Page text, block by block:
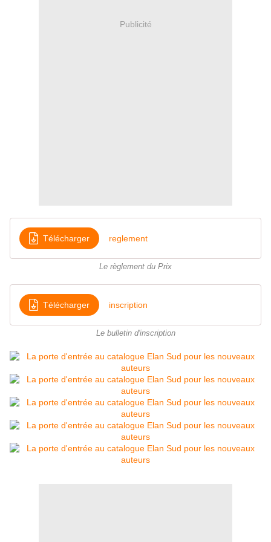
Publicité
Télécharger reglement
Le règlement du Prix
Télécharger inscription
Le bulletin d'inscription